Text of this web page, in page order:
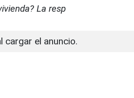
La resp
cargar el anuncio.